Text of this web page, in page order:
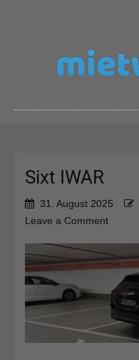
Sixt IWAR
31. August 2025
Leave a Commenton